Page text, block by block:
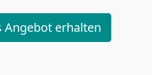
Angebot erhalten